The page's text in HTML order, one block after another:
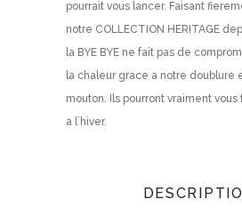
pourrait vous lancer. Faisant
notre COLLECTION HERITAGE
la BYE BYE ne fait pas de
la chaleur grace a notre doublure
mouton. Ils pourront vraiment
a l`hiver.